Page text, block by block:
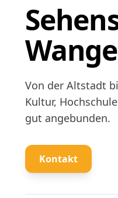
Von der Altstadt
Kultur,
gut angebunden.
Kontakt